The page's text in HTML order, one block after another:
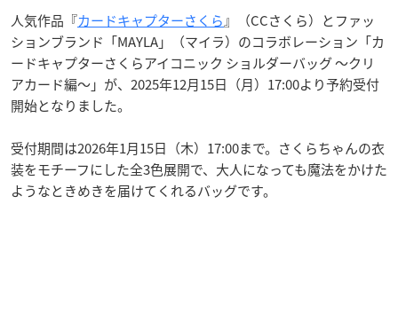
人気作品『カードキャプターさくら』（CCさくら）とファッ
ションブランド「MAYLA」（マイラ）のコラボレーション「カ
ードキャプターさくらアイコニック ショルダーバッグ ～クリ
アカード編～」が、2025年12月15日（月）17:00より予約受付
開始となりました。
受付期間は2026年1月15日（木）17:00まで。さくらちゃんの衣
装をモチーフにした全3色展開で、大人になっても魔法をかけた
ようなときめきを届けてくれるバッグです。